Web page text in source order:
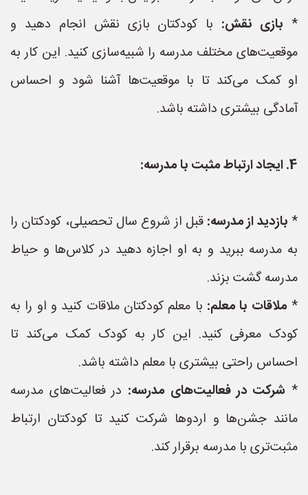
* بازی نقش: با کودکتان بازی نقش انجام دهید و
موقعیت‌های مختلف مدرسه را شبیه‌سازی کنید. این کار به
او کمک می‌کند تا با موقعیت‌ها آشنا شود و احساس
آمادگی بیشتری داشته باشد.
4. ایجاد ارتباط مثبت با مدرسه:
* بازدید از مدرسه: قبل از شروع سال تحصیلی، کودکتان را
به مدرسه ببرید و به او اجازه دهید در کلاس‌ها و حیاط
مدرسه گشت بزند.
*ملاقات با معلم: با معلم کودکتان ملاقات کنید و او را به
کودک معرفی کنید. این کار به کودک کمک می‌کند تا
احساس راحتی بیشتری با معلم داشته باشد.
* شرکت در فعالیت‌های مدرسه: در فعالیت‌های مدرسه
مانند جشن‌ها و اردوها شرکت کنید تا کودکتان ارتباط
مثبت‌تری با مدرسه برقرار کند.